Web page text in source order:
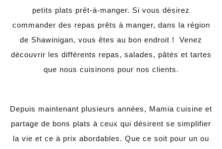
petits plats prêt-à-manger. Si vous désirez
commander des repas prêts à manger, dans la région
de Shawinigan, vous êtes au bon endroit ! Venez
découvrir les différents repas, salades, pâtés et tartes
que nous cuisinons pour nos clients.
Depuis maintenant plusieurs années, Mamia cuisine et
partage de bons plats à ceux qui désirent se simplifier
la vie et ce à prix abordables. Que ce soit pour un ou